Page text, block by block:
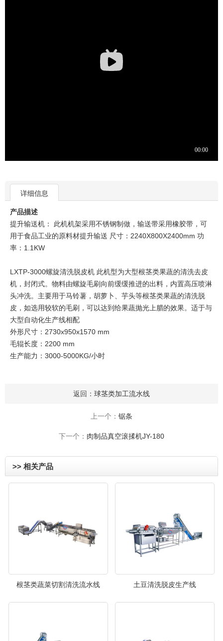
详细信息
产品描述
提升输送机： 此机机架采用不锈钢制做，输送带采用橡胶带，可
用于食品工业的原料材提升输送 尺寸：2240X800X2400mm 功
率：1.1KW
LXTP-3000螺旋清洗脱皮机 此机型为大型根茎类果蔬的清洗去皮
机，封闭式。物料由螺旋毛刷向前缓缓推进的出料，内置高压喷淋
头冲洗。主要用于马铃薯，胡萝卜、芋头等根茎类果蔬的清洗脱
皮，如选用较软的毛刷，可以达到给果蔬抛光上腊的效果。适于与
大型自动化生产线相配
外形尺寸：2730x950x1570 mm
毛辊长度：2200 mm
生产能力：3000-5000KG/小时
返回： 球茎类加工流水线
上一个： 锯条
下一个： 肉制品真空滚揉机JY-180
>> 相关产品
根茎类蔬菜切割清洗流水线 土豆清洗脱皮生产线